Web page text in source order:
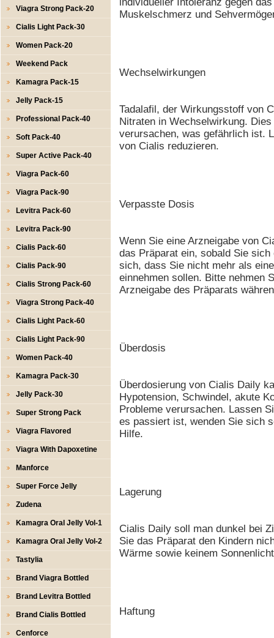
Viagra Strong Pack-20
Cialis Light Pack-30
Women Pack-20
Weekend Pack
Kamagra Pack-15
Jelly Pack-15
Professional Pack-40
Soft Pack-40
Super Active Pack-40
Viagra Pack-60
Viagra Pack-90
Levitra Pack-60
Levitra Pack-90
Cialis Pack-60
Cialis Pack-90
Cialis Strong Pack-60
Viagra Strong Pack-40
Cialis Light Pack-60
Cialis Light Pack-90
Women Pack-40
Kamagra Pack-30
Jelly Pack-30
Super Strong Pack
Viagra Flavored
Viagra With Dapoxetine
Manforce
Super Force Jelly
Zudena
Kamagra Oral Jelly Vol-1
Kamagra Oral Jelly Vol-2
Tastylia
Brand Viagra Bottled
Brand Levitra Bottled
Brand Cialis Bottled
Cenforce
Muskelschmerz und
Wechselwirkungen
Tadalafil, der Wirkungsstoff von
Nitraten in Wechselwirkung.
verursachen, was gefährlich ist.
von Cialis reduzieren.
Verpasste Dosis
Wenn Sie eine Arzneigabe von
das Präparat ein, sobald Sie
sich, dass Sie nicht mehr als
einnehmen sollen. Bitte nehmen
Arzneigabe des Präparats
Überdosis
Überdosierung von Cialis Daily
Hypotension, Schwindel, akute
Probleme verursachen. Lassen
es passiert ist, wenden Sie sich
Hilfe.
Lagerung
Cialis Daily soll man dunkel bei
Sie das Präparat den Kindern
Wärme sowie keinem
Haftung